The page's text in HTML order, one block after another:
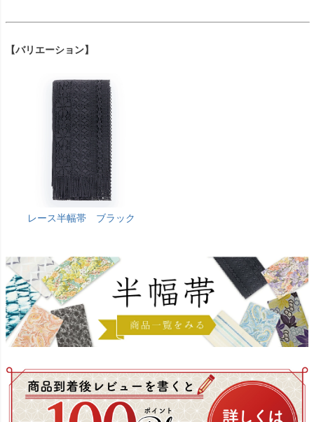
【バリエーション】
レース半幅帯 ブラック